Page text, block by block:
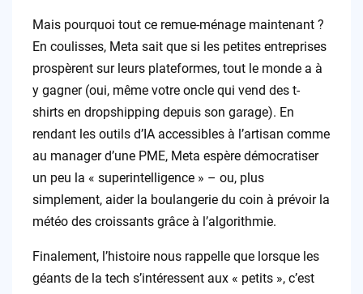
Mais pourquoi tout ce remue-ménage maintenant ?
En coulisses, Meta sait que si les petites entreprises
prospèrent sur leurs plateformes, tout le monde a à
y gagner (oui, même votre oncle qui vend des t-
shirts en dropshipping depuis son garage). En
rendant les outils d’IA accessibles à l’artisan comme
au manager d’une PME, Meta espère démocratiser
un peu la « superintelligence » – ou, plus
simplement, aider la boulangerie du coin à prévoir la
météo des croissants grâce à l’algorithmie.
Finalement, l’histoire nous rappelle que lorsque les
géants de la tech s’intéressent aux « petits », c’est